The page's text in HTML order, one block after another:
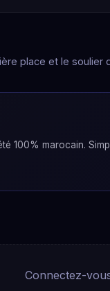
place et le
100% marocain.
Connectez-